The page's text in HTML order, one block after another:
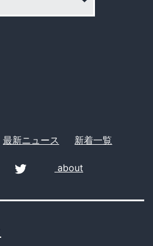
最新ニュース 新着一覧
about